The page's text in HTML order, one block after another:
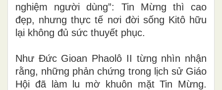
nghiệm người dùng”: Tin Mừng thì cao
đẹp, nhưng thực tế nơi đời sống Kitô hữu
lại không đủ sức thuyết phục.
Như Đức Gioan Phaolô II từng nhìn nhận
rằng, những phản chứng trong lịch sử Giáo
Hội đã làm lu mờ khuôn mặt Tin Mừng.